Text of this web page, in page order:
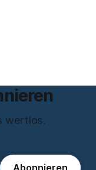
bei eBay und hat
wertlos.